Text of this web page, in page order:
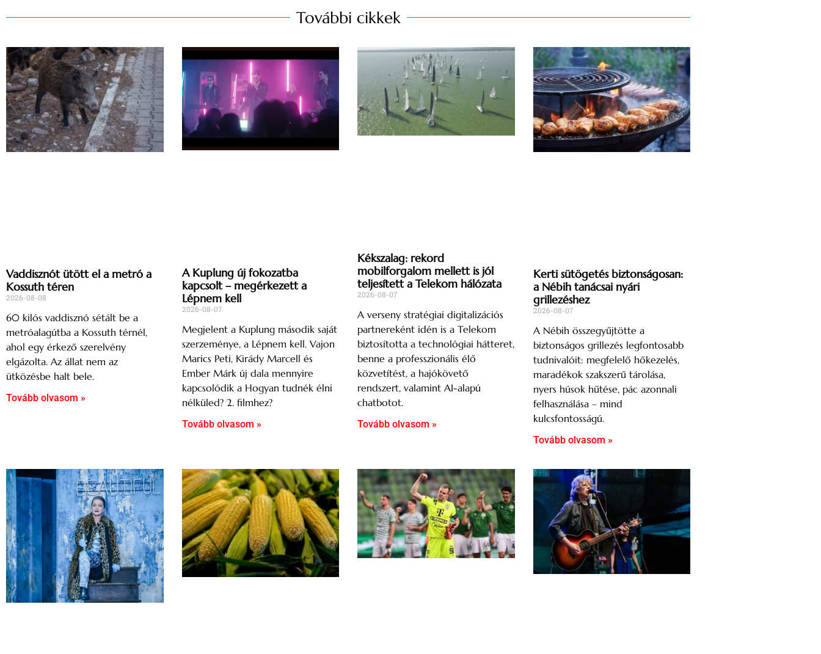
További cikkek
Vaddisznót ütött el a metró a
Kossuth téren
2026-08-08
60 kilós vaddisznó sétált be a
metróalagútba a Kossuth térnél,
ahol egy érkező szerelvény
elgázolta. Az állat nem az
ütközésbe halt bele.
Tovább olvasom »
A Kuplung új fokozatba
kapcsolt – megérkezett a
Lépnem kell
2026-08-07
Megjelent a Kuplung második saját
szerzeménye, a Lépnem kell. Vajon
Marics Peti, Kirády Marcell és
Ember Márk új dala mennyire
kapcsolódik a Hogyan tudnék élni
nélküled? 2. filmhez?
Tovább olvasom »
Kékszalag: rekord
mobilforgalom mellett is jól
teljesített a Telekom hálózata
2026-08-07
A verseny stratégiai digitalizációs
partnereként idén is a Telekom
biztosította a technológiai hátteret,
benne a professzionális élő
közvetítést, a hajókövető
rendszert, valamint AI-alapú
chatbotot.
Tovább olvasom »
Kerti sütögetés biztonságosan:
a Nébih tanácsai nyári
grillezéshez
2026-08-07
A Nébih összegyűjtötte a
biztonságos grillezés legfontosabb
tudnivalóit: megfelelő hőkezelés,
maradékok szakszerű tárolása,
nyers húsok hűtése, pác azonnali
felhasználása – mind
kulcsfontosságú.
Tovább olvasom »